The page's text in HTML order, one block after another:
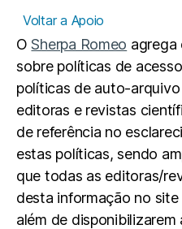
Voltar a Apoio
OSherpa Romeo agrega
sobre políticas de
políticas de auto-
editoras e revistas
de referência no
estas políticas, sendo
que todas as editoras/
desta informação no
além de